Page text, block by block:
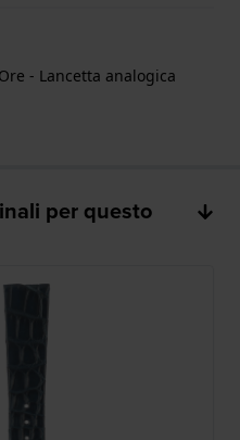
Ore - Lancetta analogica
per questo